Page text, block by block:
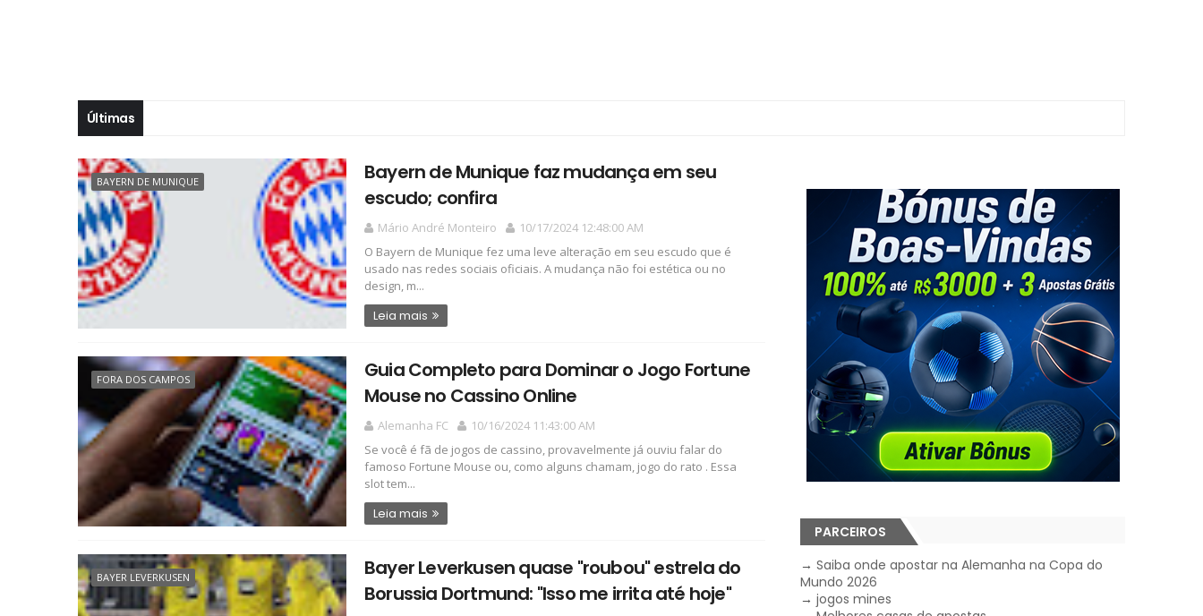
Últimas
BAYERN DE MUNIQUE
Bayern de Munique faz mudança em seu
escudo; confira
Mário André Monteiro
10/17/2024 12:48:00 AM
O Bayern de Munique fez uma leve alteração em seu escudo que é
usado nas redes sociais oficiais. A mudança não foi estética ou no
design, m...
Leia mais
FORA DOS CAMPOS
Guia Completo para Dominar o Jogo Fortune
Mouse no Cassino Online
Alemanha FC
10/16/2024 11:43:00 AM
Se você é fã de jogos de cassino, provavelmente já ouviu falar do
famoso Fortune Mouse ou, como alguns chamam, jogo do rato . Essa
slot tem...
Leia mais
BAYER LEVERKUSEN
Bayer Leverkusen quase "roubou" estrela do
Borussia Dortmund: "Isso me irrita até hoje"
PARCEIROS
→Saiba onde apostar na Alemanha na Copa do
Mundo 2026
→jogos mines